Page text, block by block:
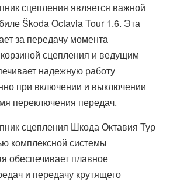
сцепления является важной
Škoda Octavia Tour 1.6. Эта
за передачу момента
сцепления и ведущим
надежную работу
при включении и выключении
переключения передач.
сцепления Шкода Октавия Тур
комплексной системы
обеспечивает плавное
и передачу крутящего